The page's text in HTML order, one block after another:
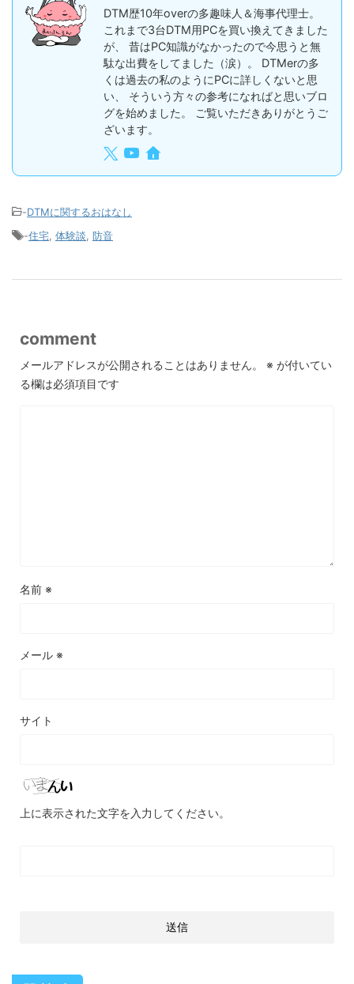
DTM歴10年overの多趣味人＆海事代理士。
これまで3台DTM用PCを買い換えてきました
が、 昔はPC知識がなかったので今思うと無
駄な出費をしてました（涙）。 DTMerの多
くは過去の私のようにPCに詳しくないと思
い、 そういう方々の参考になればと思いブロ
グを始めました。 ご覧いただきありがとうご
ざいます。
-DTMに関するおはなし
-住宅 体験談 防音
comment
メールアドレスが公開されることはありません。 ※ が付いてい
る欄は必須項目です
名前 ※
メール ※
サイト
上に表示された文字を入力してください。